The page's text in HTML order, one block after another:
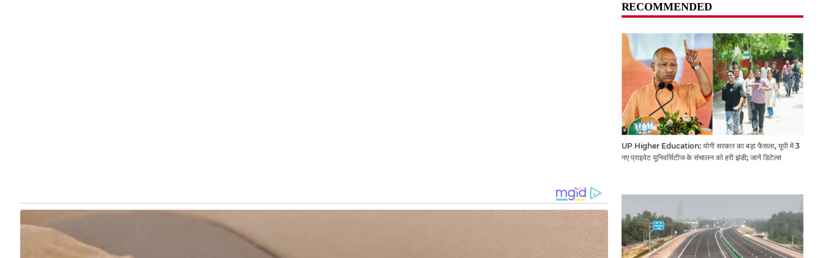
और कंपनियों पर गिरी गाज,
RECOMMENDED
UP Higher Education: योगी सरकार का बड़ा फैसला, यूपी में 3
नए प्राइवेट यूनिवर्सिटीज के संचालन को हरी झंडी; जानें डिटेल्स